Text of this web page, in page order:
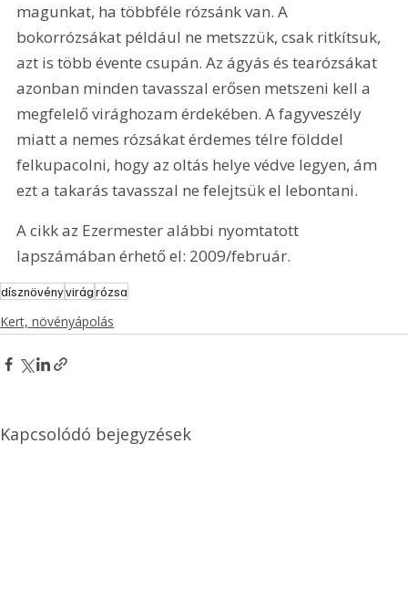
magunkat, ha többféle rózsánk van. A
bokorrózsákat például ne metszzük, csak ritkítsuk,
azt is több évente csupán. Az ágyás és tearózsákat
azonban minden tavasszal erősen metszeni kell a
megfelelő virághozam érdekében. A fagyveszély
miatt a nemes rózsákat érdemes télre földdel
felkupacolni, hogy az oltás helye védve legyen, ám
ezt a takarás tavasszal ne felejtsük el lebontani.
A cikk az Ezermester alábbi nyomtatott
lapszámában érhető el: 2009/február.
dísznövényvirágrózsa
Kert, növényápolás
Kapcsolódó bejegyzések